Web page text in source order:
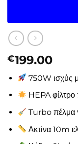
€199.00
750W ισχύς
HEPA φίλτρο
Turbo πέλμα
Ακτίνα 10m